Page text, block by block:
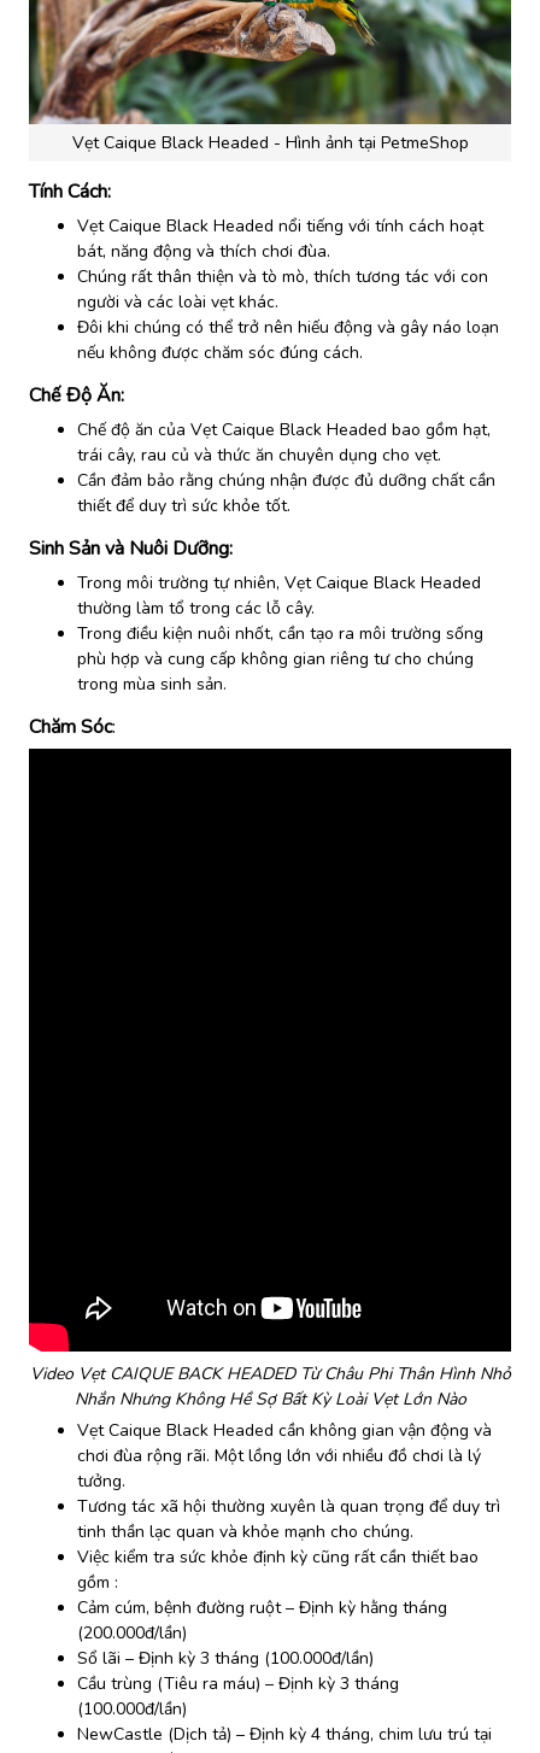
Vẹt Caique Black Headed - Hình ảnh tại PetmeShop
Tính Cách:
Vẹt Caique Black Headed nổi tiếng với tính cách hoạt
bát, năng động và thích chơi đùa.
Chúng rất thân thiện và tò mò, thích tương tác với con
người và các loài vẹt khác.
Đôi khi chúng có thể trở nên hiếu động và gây náo loạn
nếu không được chăm sóc đúng cách.
Chế Độ Ăn:
Chế độ ăn của Vẹt Caique Black Headed bao gồm hạt,
trái cây, rau củ và thức ăn chuyên dụng cho vẹt.
Cần đảm bảo rằng chúng nhận được đủ dưỡng chất cần
thiết để duy trì sức khỏe tốt.
Sinh Sản và Nuôi Dưỡng:
Trong môi trường tự nhiên, Vẹt Caique Black Headed
thường làm tổ trong các lỗ cây.
Trong điều kiện nuôi nhốt, cần tạo ra môi trường sống
phù hợp và cung cấp không gian riêng tư cho chúng
trong mùa sinh sản.
Chăm Sóc:
Video Vẹt CAIQUE BACK HEADED Từ Châu Phi Thân Hình Nhỏ
Nhắn Nhưng Không Hề Sợ Bất Kỳ Loài Vẹt Lớn Nào
Vẹt Caique Black Headed cần không gian vận động và
chơi đùa rộng rãi. Một lồng lớn với nhiều đồ chơi là lý
tưởng.
Tương tác xã hội thường xuyên là quan trọng để duy trì
tinh thần lạc quan và khỏe mạnh cho chúng.
Việc kiểm tra sức khỏe định kỳ cũng rất cần thiết bao
gồm :
Cảm cúm, bệnh đường ruột – Định kỳ hằng tháng
(200.000đ/lần)
Sổ lãi – Định kỳ 3 tháng (100.000đ/lần)
Cầu trùng (Tiêu ra máu) – Định kỳ 3 tháng
(100.000đ/lần)
NewCastle (Dịch tả) – Định kỳ 4 tháng, chim lưu trú tại